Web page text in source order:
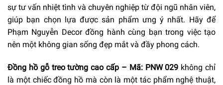
sự tư vấn nhiệt tình và chuyên nghiệp từ đội ngũ nhân viên,
giúp bạn chọn lựa được sản phẩm ưng ý nhất. Hãy để
Phạm Nguyễn Decor đồng hành cùng bạn trong việc tạo
nên một không gian sống đẹp mắt và đầy phong cách.
Đồng hồ gỗ treo tường cao cấp – Mã: PNW 029 không chỉ
là một chiếc đồng hồ mà còn là một tác phẩm nghệ thuật,